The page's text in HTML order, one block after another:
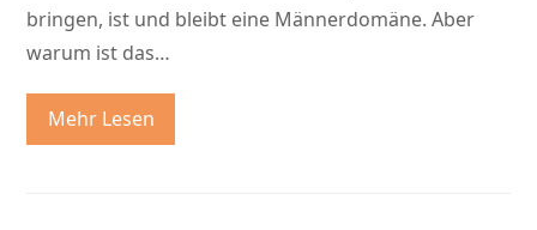
bringen, ist und bleibt eine Männerdomäne. Aber
warum ist das…
Mehr Lesen